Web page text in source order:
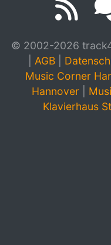
© 2002-2026
AGB
Music Corner
Hannover
Klavierhaus